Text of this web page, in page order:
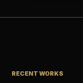
RECENT WORKS